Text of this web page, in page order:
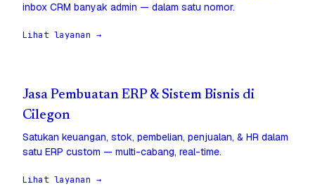
inbox CRM banyak admin — dalam satu nomor.
Lihat layanan →
Jasa Pembuatan ERP & Sistem Bisnis di
Cilegon
Satukan keuangan, stok, pembelian, penjualan, & HR dalam
satu ERP custom — multi-cabang, real-time.
Lihat layanan →